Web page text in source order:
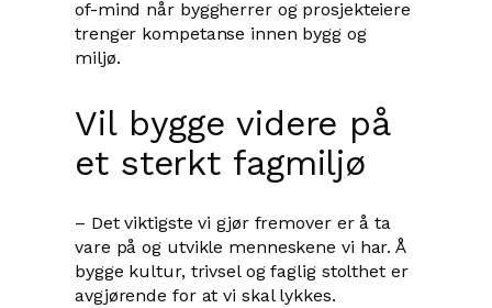
of-mind når byggherrer og prosjekteiere
trenger kompetanse innen bygg og
miljø.
Vil bygge videre på
et sterkt fagmiljø
– Det viktigste vi gjør fremover er å ta
vare på og utvikle menneskene vi har. Å
bygge kultur, trivsel og faglig stolthet er
avgjørende for at vi skal lykkes.